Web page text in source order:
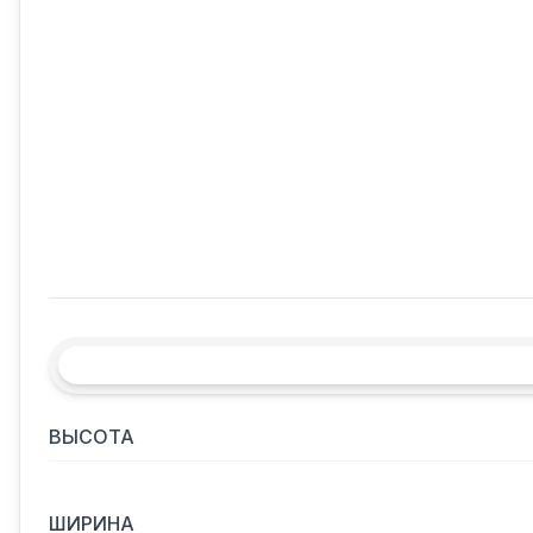
ВЫСОТА
ШИРИНА